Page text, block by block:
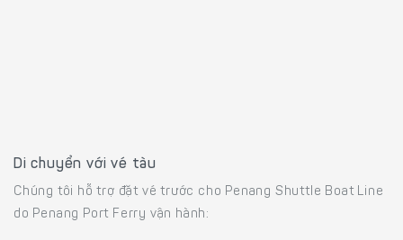
Di chuyển với vé tàu
Chúng tôi hỗ trợ đặt vé trước cho Penang Shuttle Boat Line
do Penang Port Ferry vận hành: